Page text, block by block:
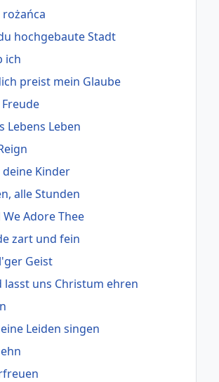
rożańca
hochgebaute Stadt
ich
preist mein Glaube
Freude
Lebens Leben
deine Kinder
alle Stunden
We Adore Thee
zart und fein
Geist
lasst uns Christum ehren
Leiden singen